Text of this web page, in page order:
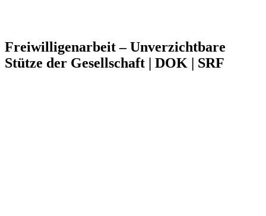
Freiwilligenarbeit – Unverzichtbare
Stütze der Gesellschaft | DOK | SRF